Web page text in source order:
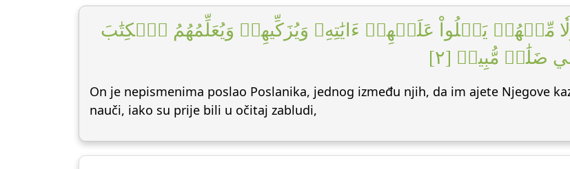
مِّنۡهُمۡ يَتۡلُواْ عَلَيۡهِمۡ ءَايَٰتِهِۦ وَيُزَكِّيهِمۡ وَيُعَلِّمُهُمُ ٱلۡكِتَٰبَ
ضَلَٰلٖ مُّبِينٖ [٢]
On je nepismenima poslao Poslanika, jednog između njih, da im ajete Njegove
nauči, iako su prije bili u očitaj zabludi,